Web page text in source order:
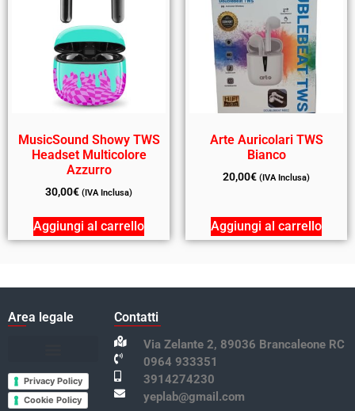
MusicSound Showy TWS
Headset Multicolore
Azzurro
30,00€ (IVA Inclusa)
Aggiungi al carrello
Arte Auricolari TWS
Bianco
20,00€ (IVA Inclusa)
Aggiungi al carrello
Area legale
Privacy Policy
Cookie Policy
Contatti
Via Zelante 2, 89036 Brancaleone RC
0964 933351
3914274230
yeplab@gmail.com